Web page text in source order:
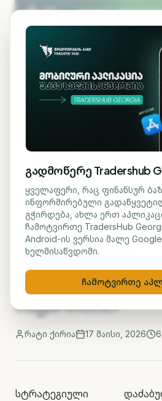
გადადი ძირითად შინაარსზე
ᲐᲜᲐᲚᲘᲖᲘ
აშშ და
ემზადებიან
წინააღმდეგ
მისიის შესაძლო
ანგარიშით
რატი ქირია 17 მაისი, 2026 6
სტრატეგიული
გადმოწერე Tradershub
ყველაფერი, რაც ფინანსურ
ინფორმირებული
გჭირდება, ახლა ერთ
ჩამოტვირთე TradersHub
Android-ის ვერსია მალე
ხელმისაწვდომი.
ჩამოტვირთე